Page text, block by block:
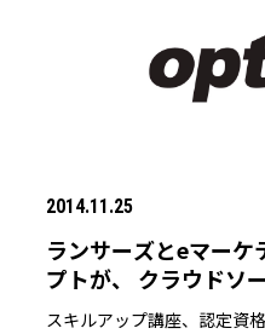
2014.11.25
ランサーズとeマー
プトが、 クラウドソ
ップを目的に、クリ
スキルアップ講座、認定資